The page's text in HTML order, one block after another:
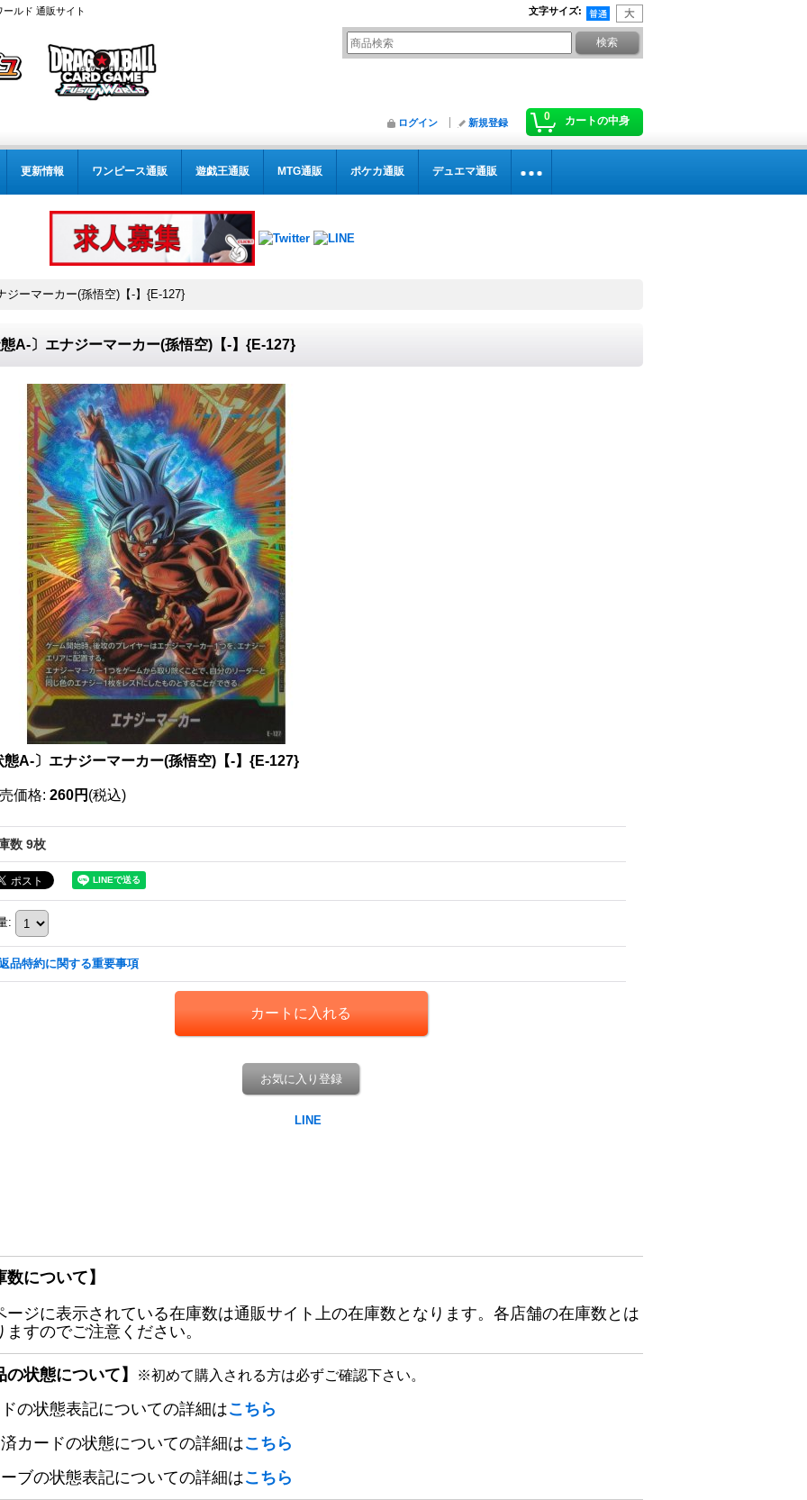
ルド 通販サイト 文字サイズ:
0 カートの中身
ログイン 新規登録
更新情報 ワンピース通販 遊戯王通販 MTG通販 ポケカ通販 デュエマ通販
ジーマーカー(孫悟空)【-】{E-127}
A-〕エナジーマーカー(孫悟空)【-】{E-127}
態A-〕エナジーマーカー(孫悟空)【-】{E-127}
価格: 260円 (税込)
数 9枚
:
品特約に関する重要事項
お気に入り登録
数について】
ージに表示されている在庫数は通販サイト上の在庫数となります。各店舗の在庫数とは
ますのでご注意ください。
の状態について】 ※初めて購入される方は必ずご確認下さい。
の状態表記についての詳細はこちら
カードの状態についての詳細はこちら
ブの状態表記についての詳細はこちら